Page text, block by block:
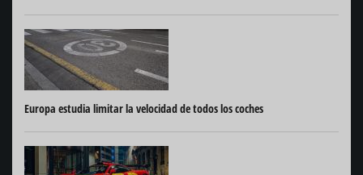
Europa estudia limitar la velocidad de todos los coches